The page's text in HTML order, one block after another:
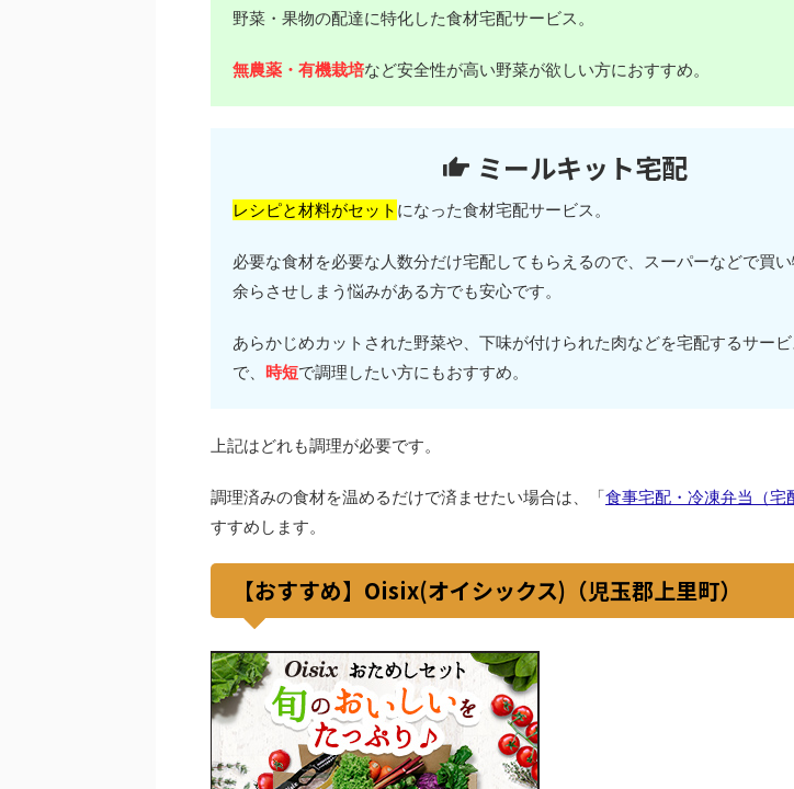
野菜・果物の配達に特化した食材宅配サービス。
無農薬・有機栽培など安全性が高い野菜が欲しい方におすすめ。
ミールキット宅配
レシピと材料がセット になった食材宅配サービス。
必要な食材を必要な人数分だけ宅配してもらえるので、スーパーなどで買
余らさせしまう悩みがある方でも安心です。
あらかじめカットされた野菜や、下味が付けられた肉などを宅配するサー
で、 時短で調理したい方にもおすすめ。
上記はどれも調理が必要です。
調理済みの食材を温めるだけで済ませたい場合は、「食事宅配・冷凍弁当（宅
すすめします。
【おすすめ】Oisix(オイシックス)（児玉郡上里町）